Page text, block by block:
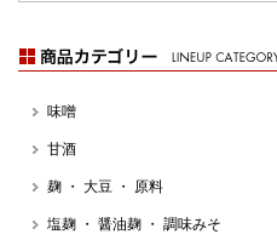
味噌
甘酒
麹 ・ 大豆 ・ 原料
塩麹 ・ 醤油麹 ・ 調味みそ